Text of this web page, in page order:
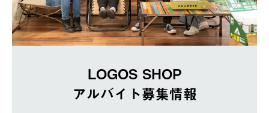
LOGOS SHOP
アルバイト募集情報